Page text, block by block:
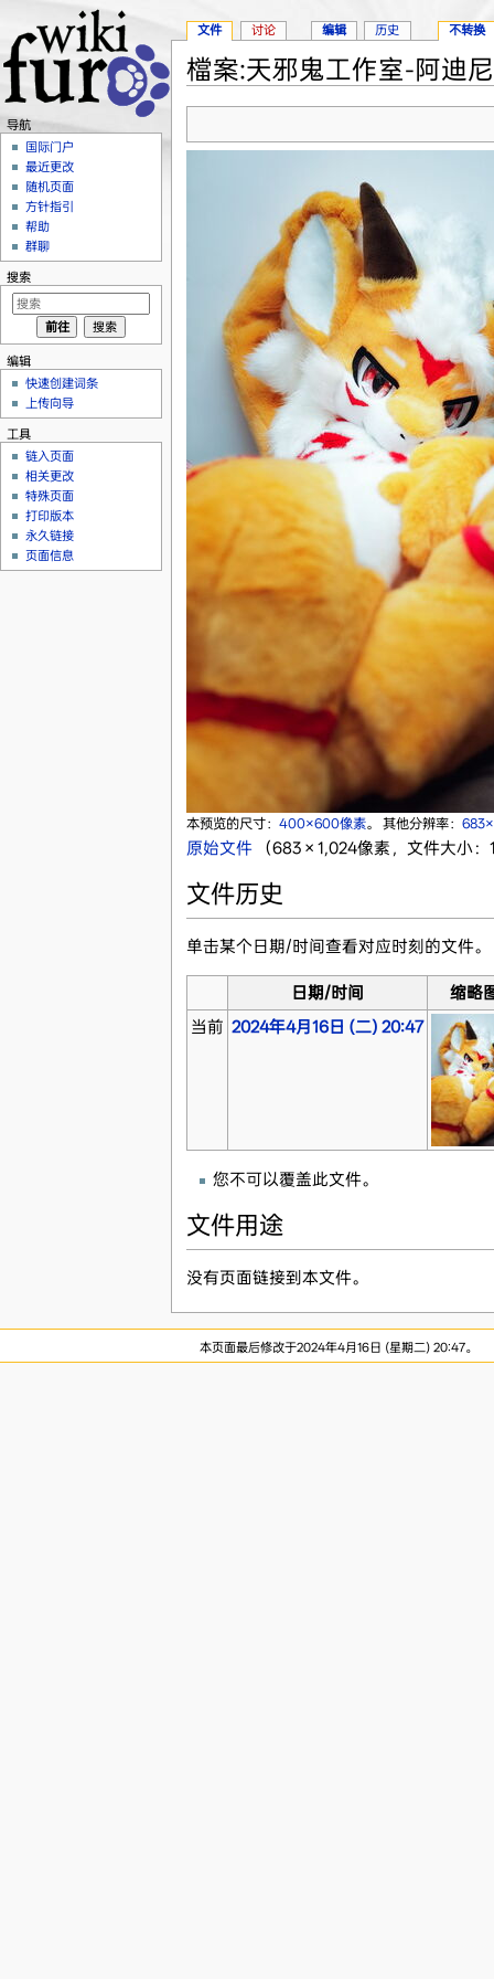
檔案:天邪鬼工作室-阿迪
本预览的尺寸： 400×600像素。 其他分辨率：
原始文件‎ （683 × 1,024像素，文件大小
文件历史
单击某个日期/时间查看对应时刻的文件。
日期/时间
缩略
当前 2024年4月16日 (二) 20:47
您不可以覆盖此文件。
文件用途
没有页面链接到本文件。
文件 讨论 编辑 历史 不转换
导航
国际门户
最近更改
随机页面
方针指引
帮助
群聊
搜索
编辑
快速创建词条
上传向导
工具
链入页面
相关更改
特殊页面
打印版本
永久链接
页面信息
本页面最后修改于2024年4月16日 (星期二) 20:47。